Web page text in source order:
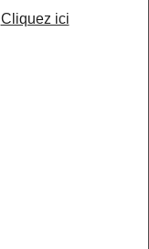
Cliquez ici